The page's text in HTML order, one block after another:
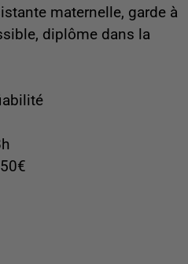
maternelle, garde à
diplôme dans la